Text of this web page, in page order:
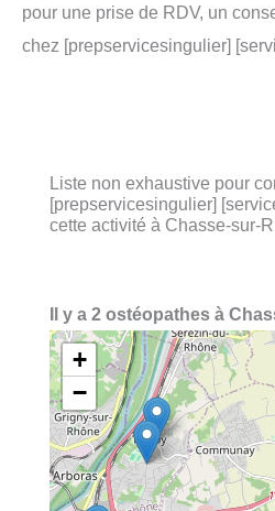
pour une prise de RDV, un
chez [prepservicesingulier]
Liste non exhaustive pour
[prepservicesingulier]
cette activité à Chasse-sur-
Il y a 2 ostéopathes à
+
−